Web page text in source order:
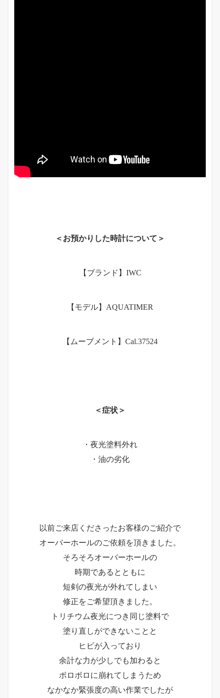
＜お預かりした時計について＞
【ブランド】IWC
【モデル】AQUATIMER
【ムーブメント】Cal.37524
＜症状＞
・夜光塗料外れ
・油の劣化
以前ご来店くださったお客様のご紹介で
オーバーホールのご依頼を頂きました。
そろそろオーバーホールの
時期であるとともに
短剣の夜光が外れてしまい
修正をご希望頂きました。
トリチウム夜光につき同じ塗料で
塗り直しができないことと
ヒビが入っており
余計な力が少しでも加わると
ボロボロに崩れてしまうため
なかなか緊張度の高い作業でしたが